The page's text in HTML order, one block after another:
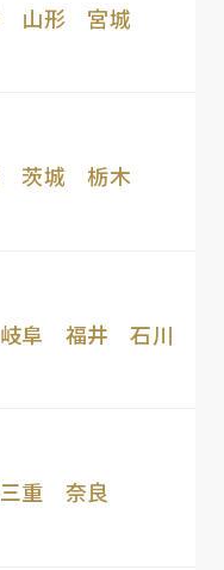
山形
宮城
茨城
栃木
岐阜 福井
石川
三重
奈良